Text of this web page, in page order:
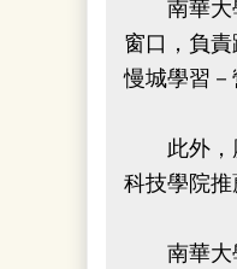
南華大學
窗口，負
慢城學習
此外，廖
科技學院
南華大學